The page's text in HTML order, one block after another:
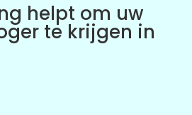
helpt om uw
te krijgen in